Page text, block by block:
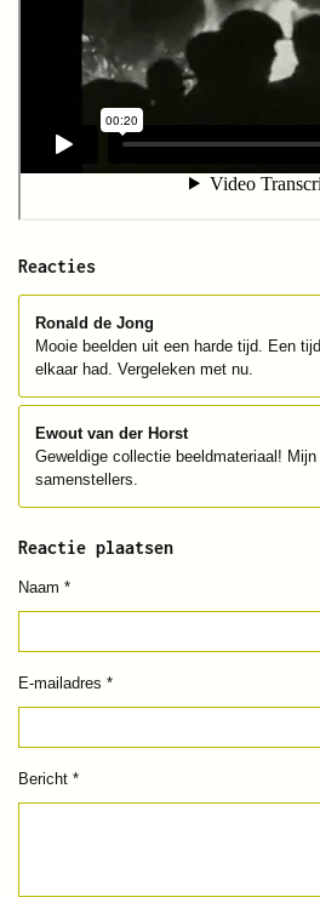
Reacties
Ronald de Jong
Mooie beelden uit een harde tijd. Een
elkaar had. Vergeleken met nu.
Ewout van der Horst
Geweldige collectie beeldmateriaal!
samenstellers.
Reactie plaatsen
Naam *
E-mailadres *
Bericht *